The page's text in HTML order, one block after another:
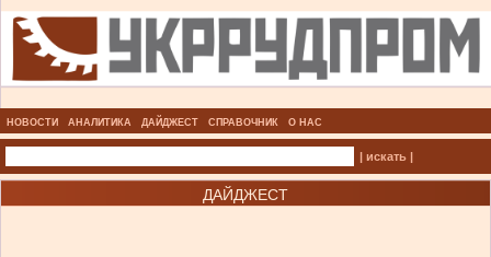
НОВОСТИ АНАЛИТИКА ДАЙДЖЕСТ СПРАВОЧНИК О НАС
| искать |
ДАЙДЖЕСТ